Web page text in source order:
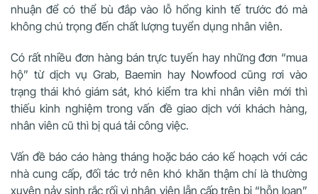
nhuận để có thể bù đắp vào lỗ hổng kinh tế trước đó mà
không chú trọng đến chất lượng tuyển dụng nhân viên.
Có rất nhiều đơn hàng bán trực tuyến hay những đơn “mua
hộ” từ dịch vụ Grab, Baemin hay Nowfood cũng rơi vào
trạng thái khó giám sát, khó kiểm tra khi nhân viên mới thì
thiếu kinh nghiệm trong vấn đề giao dịch với khách hàng,
nhân viên cũ thì bị quá tải công việc.
Vấn đề báo cáo hàng tháng hoặc báo cáo kế hoạch với các
nhà cung cấp, đối tác trở nên khó khăn thậm chí là thường
xuyên nảy sinh rắc rối vì nhân viên lẫn cấp trên bị “hỗn loạn”